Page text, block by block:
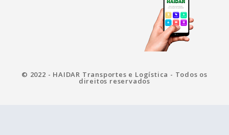
© 2022 - HAIDAR Transportes e Logística - Todos os
direitos reservados